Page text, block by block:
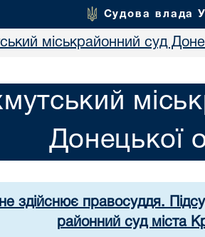
Судова влада
міськрайонний суд
Донецької
здійснює правосуддя.
районний суд міста